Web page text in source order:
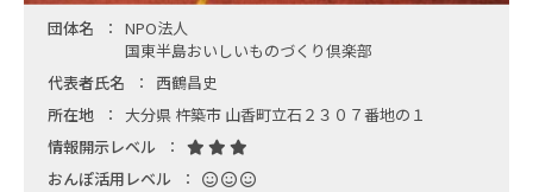
団体名
NPO法人
国東半島おいしいものづくり倶楽部
代表者氏名
西鶴昌史
所在地
大分県 杵築市 山香町立石２３０７番地の１
情報開示レベル
おんぽ活用レベル